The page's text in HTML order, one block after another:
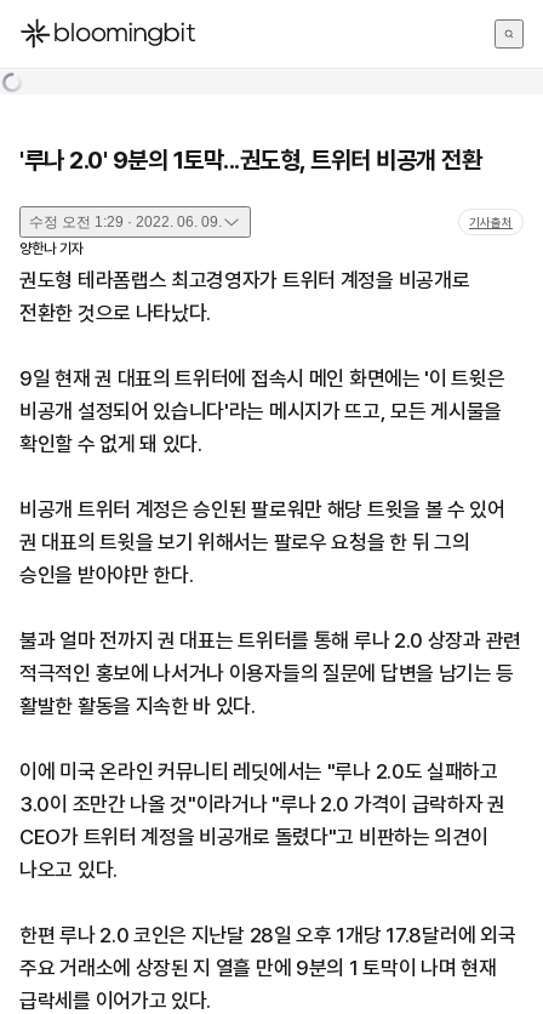
한국어
'루나 2.0' 9분의 1토막...권도형, 트위터 비공개 전환
수정 오전 1:29 · 2022. 06. 09. 기사출처
양한나 기자
권도형 테라폼랩스 최고경영자가 트위터 계정을 비공개로
전환한 것으로 나타났다.
9일 현재 권 대표의 트위터에 접속시 메인 화면에는 '이 트윗은
비공개 설정되어 있습니다'라는 메시지가 뜨고, 모든 게시물을
확인할 수 없게 돼 있다.
비공개 트위터 계정은 승인된 팔로워만 해당 트윗을 볼 수 있어
권 대표의 트윗을 보기 위해서는 팔로우 요청을 한 뒤 그의
승인을 받아야만 한다.
불과 얼마 전까지 권 대표는 트위터를 통해 루나 2.0 상장과 관련
적극적인 홍보에 나서거나 이용자들의 질문에 답변을 남기는 등
활발한 활동을 지속한 바 있다.
이에 미국 온라인 커뮤니티 레딧에서는 "루나 2.0도 실패하고
3.0이 조만간 나올 것"이라거나 "루나 2.0 가격이 급락하자 권
CEO가 트위터 계정을 비공개로 돌렸다"고 비판하는 의견이
나오고 있다.
한편 루나 2.0 코인은 지난달 28일 오후 1개당 17.8달러에 외국
주요 거래소에 상장된 지 열흘 만에 9분의 1 토막이 나며 현재
급락세를 이어가고 있다.